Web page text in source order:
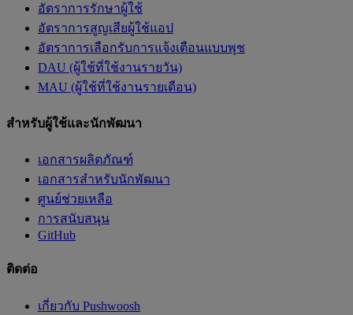
อัตราการรักษาผู้ใช้
อัตราการสูญเสียผู้ใช้แอป
อัตราการเลือกรับการแจ้งเตือนแบบพุช
DAU (ผู้ใช้ที่ใช้งานรายวัน)
MAU (ผู้ใช้ที่ใช้งานรายเดือน)
สำหรับผู้ใช้และนักพัฒนา
เอกสารผลิตภัณฑ์
เอกสารสำหรับนักพัฒนา
ศูนย์ช่วยเหลือ
การสนับสนุน
GitHub
ติดต่อ
เกี่ยวกับ Pushwoosh